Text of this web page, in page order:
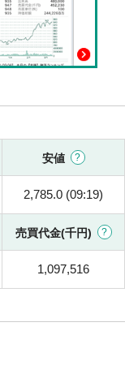
安値
2,785.0 (09:19)
売買代金(千円)
1,097,516